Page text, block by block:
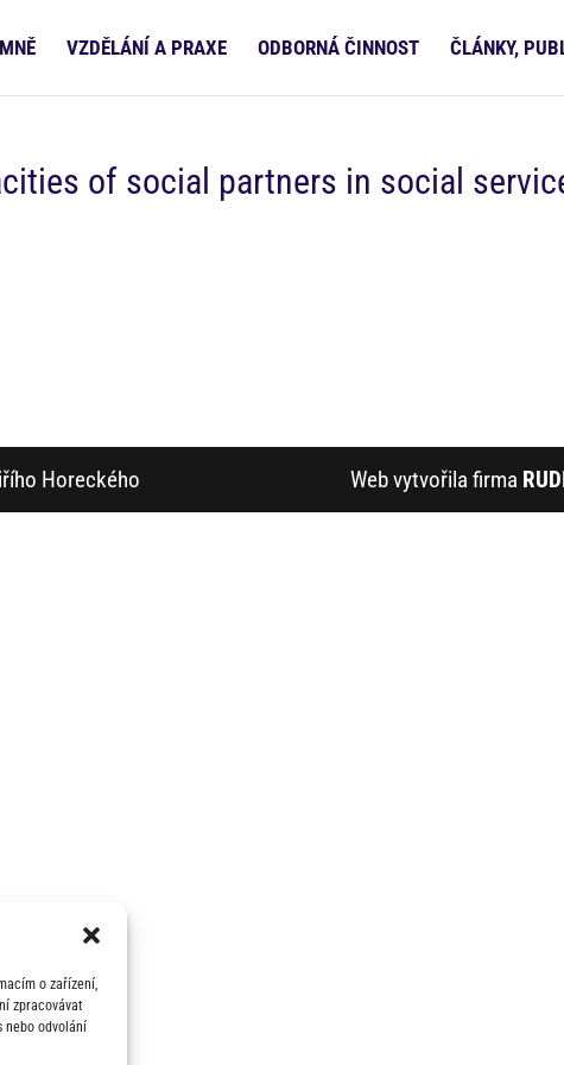
o zařízení,
zpracovávat
nebo odvolání
VZDĚLÁNÍ A PRAXE ODBORNÁ ČINNOST ČLÁNKY,
of social partners in social
Horeckého Web vytvořila firma